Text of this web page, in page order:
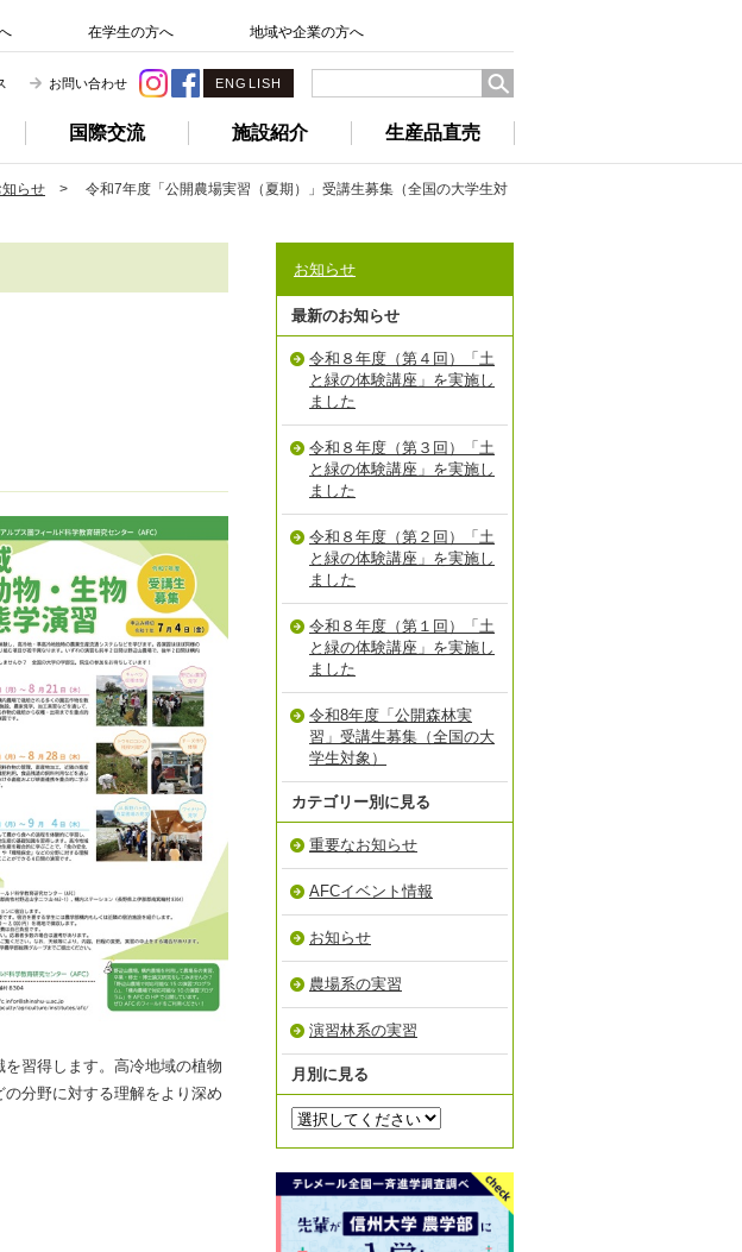
国際交流 施設紹介 生産品直売
在学生の方へ 地域や企業の方へ
お問い合わせ ENGLISH
知らせ > 令和7年度「公開農場実習（夏期）」受講生募集（全国の大学生対
習得します。高冷地域の植物
分野に対する理解をより深め
お知らせ
最新のお知らせ
令和８年度（第４回）「土
と緑の体験講座」を実施し
ました
令和８年度（第３回）「土
と緑の体験講座」を実施し
ました
令和８年度（第２回）「土
と緑の体験講座」を実施し
ました
令和８年度（第１回）「土
と緑の体験講座」を実施し
ました
令和8年度「公開森林実
習」受講生募集（全国の大
学生対象）
カテゴリー別に見る
重要なお知らせ
AFCイベント情報
お知らせ
農場系の実習
演習林系の実習
月別に見る